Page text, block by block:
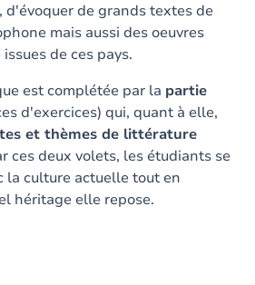
de grands textes de
mais aussi des oeuvres
de ces pays.
est complétée par la partie
d'exercices) qui, quant à elle,
et thèmes de littérature
ces deux volets, les étudiants se
la culture actuelle tout en
héritage elle repose.